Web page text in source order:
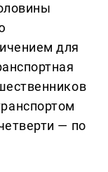
для
— по